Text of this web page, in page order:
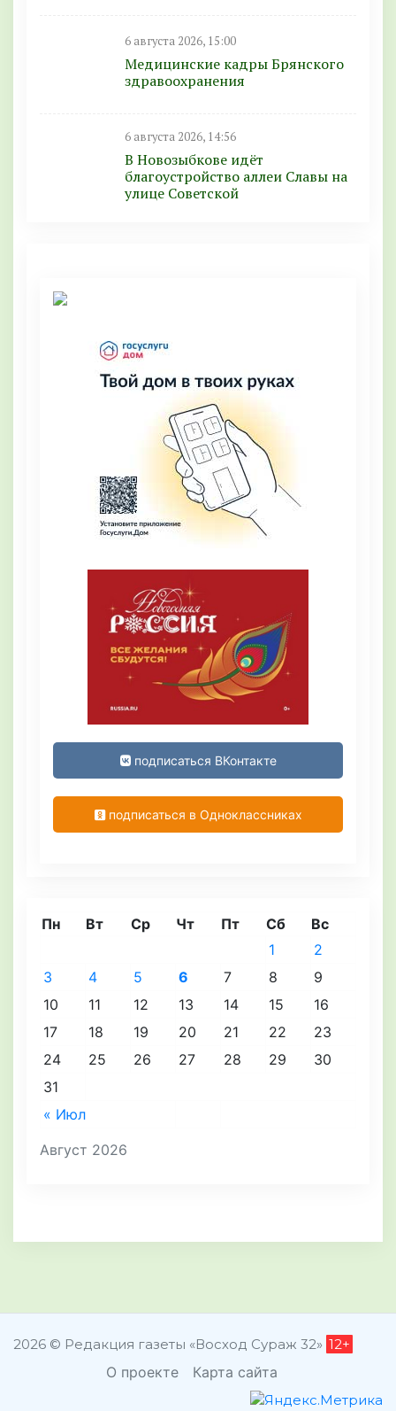
6 августа 2026, 15:00
Медицинские кадры Брянского
здравоохранения
6 августа 2026, 14:56
В Новозыбкове идёт
благоустройство аллеи Славы на
улице Советской
подписаться ВКонтакте
подписаться в Одноклассниках
Август 2026
Пн Вт Ср Чт Пт Сб Вс
« Июл
1
2
3
4 5 6 7 8
9
10
11 12 13 14 15
16
17
18 19 20 21 22
23
24
25 26 27 28 29
30
31
2026 © Редакция газеты «Восход Сураж 32» 12+
О проекте Карта сайта